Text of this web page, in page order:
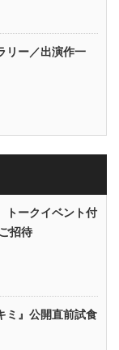
リー／出演作一
トークイベント付
招待
ミ』公開直前試食